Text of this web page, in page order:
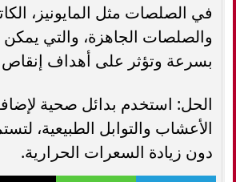
في الصلصات مثل المايونيز،
والصلصات الجاهزة، والتي يمكن
بسرعة وتؤثر على أهداف إنقاص
الحل: استخدم بدائل صحية
الأعشاب والتوابل الطبيعية،
دون زيادة السعرات الحرارية.